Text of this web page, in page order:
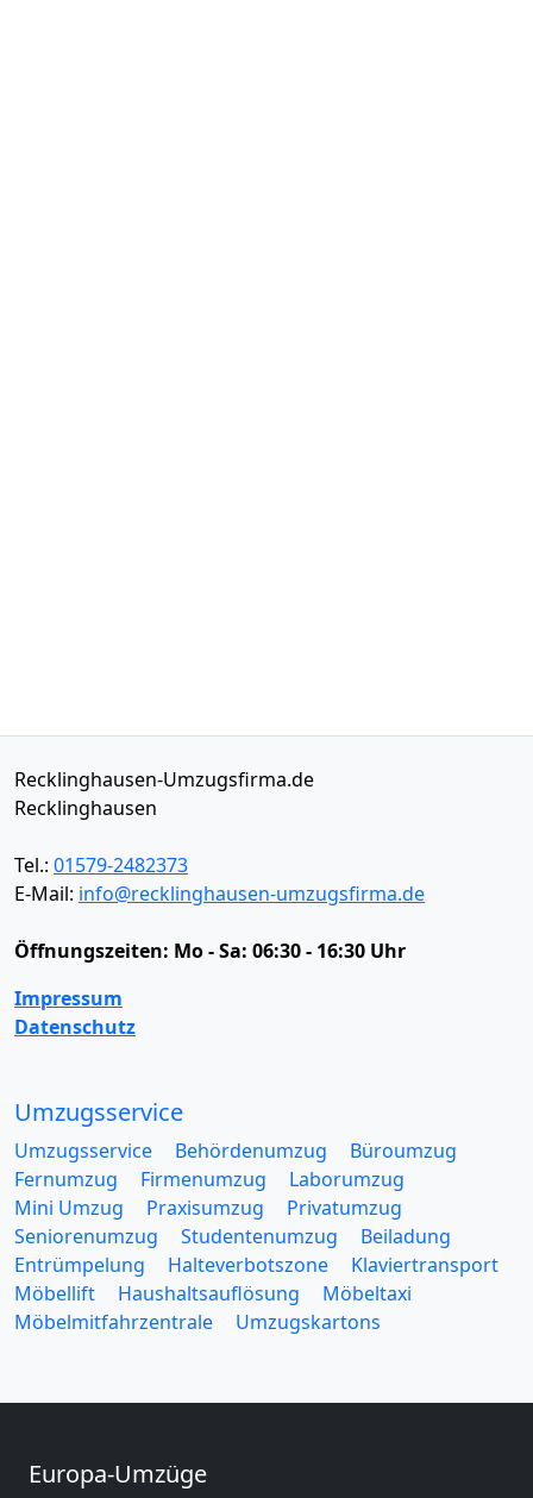
Recklinghausen-Umzugsfirma.de
Recklinghausen
Tel.: 01579-2482373
E-Mail: info@recklinghausen-umzugsfirma.de
Öffnungszeiten: Mo - Sa: 06:30 - 16:30 Uhr
Impressum
Datenschutz
Umzugsservice
Umzugsservice Behördenumzug
Büroumzug
Fernumzug
Firmenumzug
Laborumzug
Mini Umzug
Praxisumzug
Privatumzug
Seniorenumzug
Studentenumzug
Beiladung
Entrümpelung
Halteverbotszone
Klaviertransport
Möbellift
Haushaltsauflösung
Möbeltaxi
Möbelmitfahrzentrale
Umzugskartons
Europa-Umzüge